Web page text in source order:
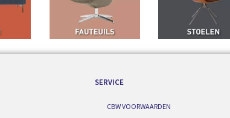
SERVICE
CBW VOORWAARDEN